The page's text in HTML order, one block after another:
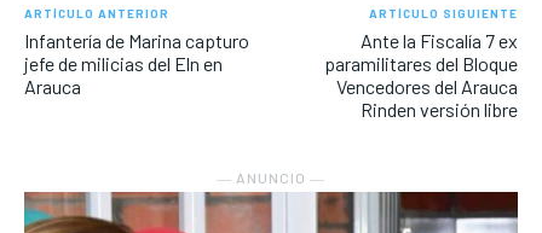
ARTÍCULO ANTERIOR
Infantería de Marina capturo
jefe de milicias del Eln en
Arauca
ARTÍCULO SIGUIENTE
Ante la Fiscalía 7 ex
paramilitares del Bloque
Vencedores del Arauca
Rinden versión libre
― ANUNCIO ―